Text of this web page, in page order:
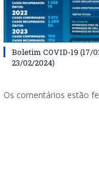
Boletim COVID-19 (17/
23/02/2024)
Os comentários estão